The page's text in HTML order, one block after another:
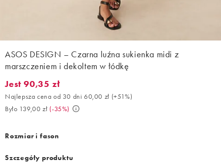
ASOS DESIGN – Czarna luźna sukienka midi z
marszczeniem i dekoltem w łódkę
Jest 90,35 zł. Najlepsza cena od 30 dni 60,00 zł (+51%). Było
Jest 90,35 zł
Najlepsza cena od 30 dni 60,00 zł (+51%)
Było 139,00 zł (-35%)
Rozmiar i fason
Szczegóły produktu